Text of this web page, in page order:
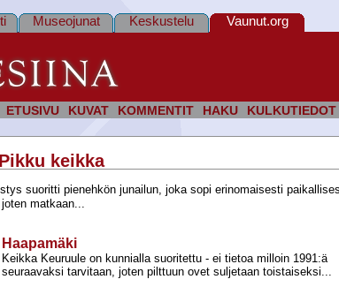
ETUSIVU KUVAT KOMMENTIT HAKU KULKUTIEDOT
Museojunat Keskustelu Vaunut.org
keikka
suoritti pienehkön junailun, joka sopi erinomaisesti
matkaan...
Haapamäki
Keikka Keuruule on kunnialla suoritettu -​ ei tietoa milloin 1991:ä
seuraavaksi tarvitaan, joten pilttuun ovet suljetaan toistaiseksi...